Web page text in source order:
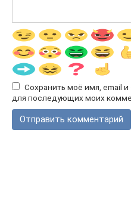
Сохранить моё имя, email
для последующих моих